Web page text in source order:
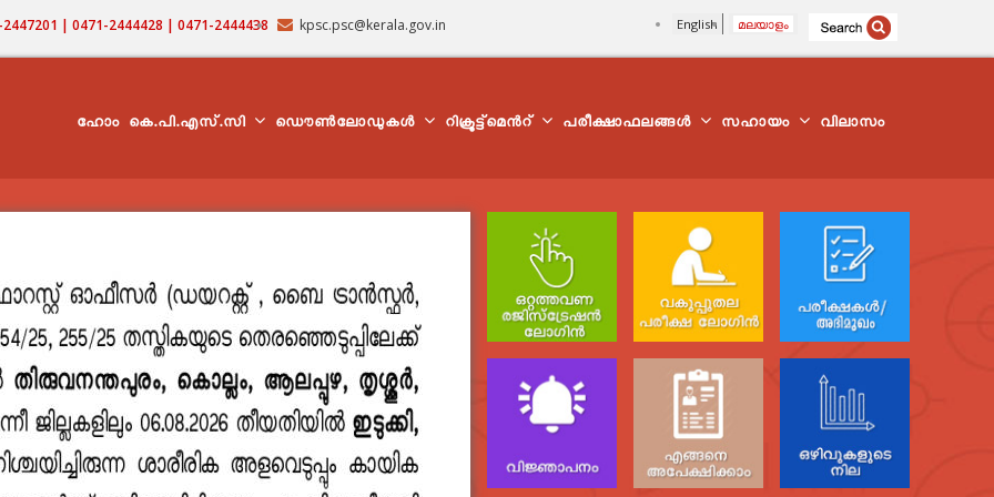
| 0471-2444428 | 0471-2444438 kpsc.psc@kerala.gov.in English മലയാളം
NAVIGATION
ഹോം കെ.പി.എസ്.സി ഡൌൺലോഡുകൾ റിക്രൂട്ട്മെന്‍റ് പരീക്ഷാഫലങ്ങൾ സഹായം വിലാസം